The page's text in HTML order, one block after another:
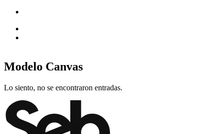
Modelo Canvas
Lo siento, no se encontraron entradas.